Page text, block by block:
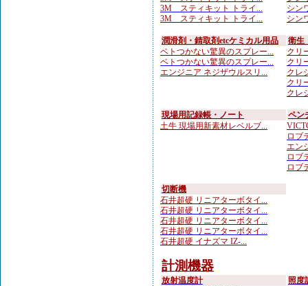
3M スティキット トライ...
3M スティキット トライ...
シン
シン
潤滑剤・錆取剤etcケミカル用品
ベトつかない驚異のスプレー...
ベトつかない驚異のスプレー...
エンジニア ネジザウルスリ...
衛生
クリ
クリ
クレ
クリ
クレ
現場用記録帳・ノート
土牛 現場用新素材レベルブ...
ペン
ロブ
エン
ロブ
ロブ
切断機
石井超硬 リニアターボタイ...
石井超硬 リニアターボタイ...
石井超硬 リニアターボタイ...
石井超硬 リニアターボタイ...
石井超硬 イナズマ IZ-...
計測機器
放射温度計
照度